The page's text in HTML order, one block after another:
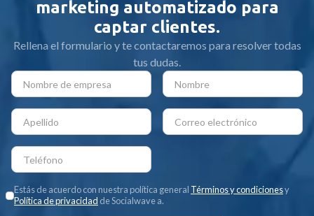
marketing automatizado para
captar clientes.
Rellena el formulario y te contactaremos para resolver todas
tus dudas.
Estás de acuerdo con nuestra política general Términos y condicionesy
Política de privacidad de Socialwave a.